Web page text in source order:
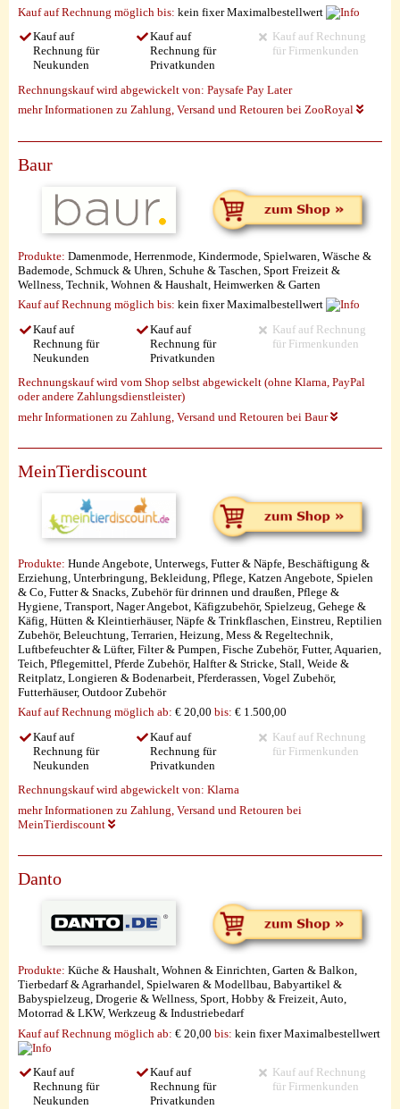
Kauf auf Rechnung möglich bis: kein fixer Maximalbestellwert
Kauf auf
Rechnung für
Neukunden
Kauf auf
Rechnung für
Privatkunden
Kauf auf Rechnung
für Firmenkunden
Rechnungskauf wird abgewickelt von: Paysafe Pay Later
mehr Informationen zu Zahlung, Versand und Retouren bei ZooRoyal
Baur
Produkte: Damenmode, Herrenmode, Kindermode, Spielwaren, Wäsche &
Bademode, Schmuck & Uhren, Schuhe & Taschen, Sport Freizeit &
Wellness, Technik, Wohnen & Haushalt, Heimwerken & Garten
Kauf auf Rechnung möglich bis: kein fixer Maximalbestellwert
Kauf auf
Rechnung für
Neukunden
Kauf auf
Rechnung für
Privatkunden
Kauf auf Rechnung
für Firmenkunden
Rechnungskauf wird vom Shop selbst abgewickelt (ohne Klarna, PayPal
oder andere Zahlungsdienstleister)
mehr Informationen zu Zahlung, Versand und Retouren bei Baur
MeinTierdiscount
Produkte: Hunde Angebote, Unterwegs, Futter & Näpfe, Beschäftigung &
Erziehung, Unterbringung, Bekleidung, Pflege, Katzen Angebote, Spielen
& Co, Futter & Snacks, Zubehör für drinnen und draußen, Pflege &
Hygiene, Transport, Nager Angebot, Käfigzubehör, Spielzeug, Gehege &
Käfig, Hütten & Kleintierhäuser, Näpfe & Trinkflaschen, Einstreu, Reptilien
Zubehör, Beleuchtung, Terrarien, Heizung, Mess & Regeltechnik,
Luftbefeuchter & Lüfter, Filter & Pumpen, Fische Zubehör, Futter, Aquarien,
Teich, Pflegemittel, Pferde Zubehör, Halfter & Stricke, Stall, Weide &
Reitplatz, Longieren & Bodenarbeit, Pferderassen, Vogel Zubehör,
Futterhäuser, Outdoor Zubehör
Kauf auf Rechnung möglich ab: € 20,00 bis: € 1.500,00
Kauf auf
Rechnung für
Neukunden
Kauf auf
Rechnung für
Privatkunden
Kauf auf Rechnung
für Firmenkunden
Rechnungskauf wird abgewickelt von: Klarna
mehr Informationen zu Zahlung, Versand und Retouren bei
MeinTierdiscount
Danto
Produkte: Küche & Haushalt, Wohnen & Einrichten, Garten & Balkon,
Tierbedarf & Agrarhandel, Spielwaren & Modellbau, Babyartikel &
Babyspielzeug, Drogerie & Wellness, Sport, Hobby & Freizeit, Auto,
Motorrad & LKW, Werkzeug & Industriebedarf
Kauf auf Rechnung möglich ab: € 20,00 bis: kein fixer Maximalbestellwert
Kauf auf
Rechnung für
Neukunden
Kauf auf
Rechnung für
Privatkunden
Kauf auf Rechnung
für Firmenkunden